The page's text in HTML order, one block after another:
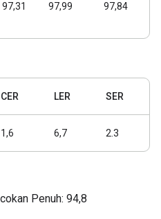
97,31 97,99 97,84
CER LER SER
1,6 6,7 2.3
Penuh: 94,8